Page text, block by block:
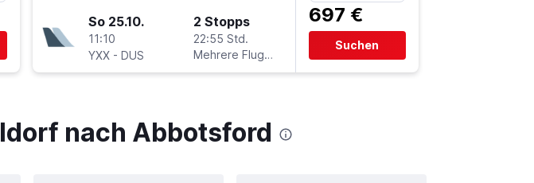
So 25.10.
11:10
YXX- DUS
2 Stopps
22:55 Std.
Mehrere Fluglinien
697 €
Suchen
nach Abbotsford